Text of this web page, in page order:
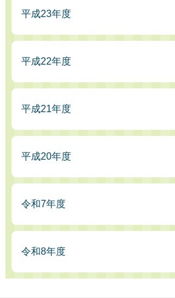
平成23年度
平成22年度
平成21年度
平成20年度
令和7年度
令和8年度